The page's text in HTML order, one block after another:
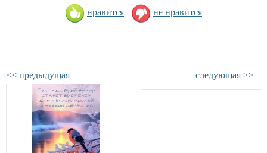
нравится не нравится
<< предыдущая следующая >>